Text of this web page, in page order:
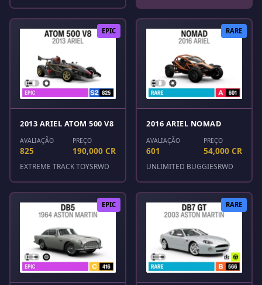
EPIC
2013 ARIEL ATOM 500 V8
AVALIAÇÃO
825
PREÇO
190,000 CR
EXTREME TRACK TOYSRWD
RARE
2016 ARIEL NOMAD
AVALIAÇÃO
601
PREÇO
54,000 CR
UNLIMITED BUGGIESRWD
EPIC RARE